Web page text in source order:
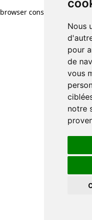
Nous
pour
de
vous
notre
browser console for more